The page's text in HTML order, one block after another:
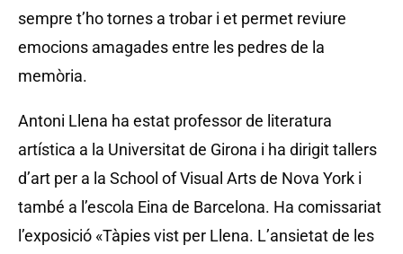
sempre t’ho tornes a trobar i et permet reviure
emocions amagades entre les pedres de la
memòria.
Antoni Llena ha estat professor de literatura
artística a la Universitat de Girona i ha dirigit tallers
d’art per a la School of Visual Arts de Nova York i
també a l’escola Eina de Barcelona. Ha comissariat
l’exposició «Tàpies vist per Llena. L’ansietat de les